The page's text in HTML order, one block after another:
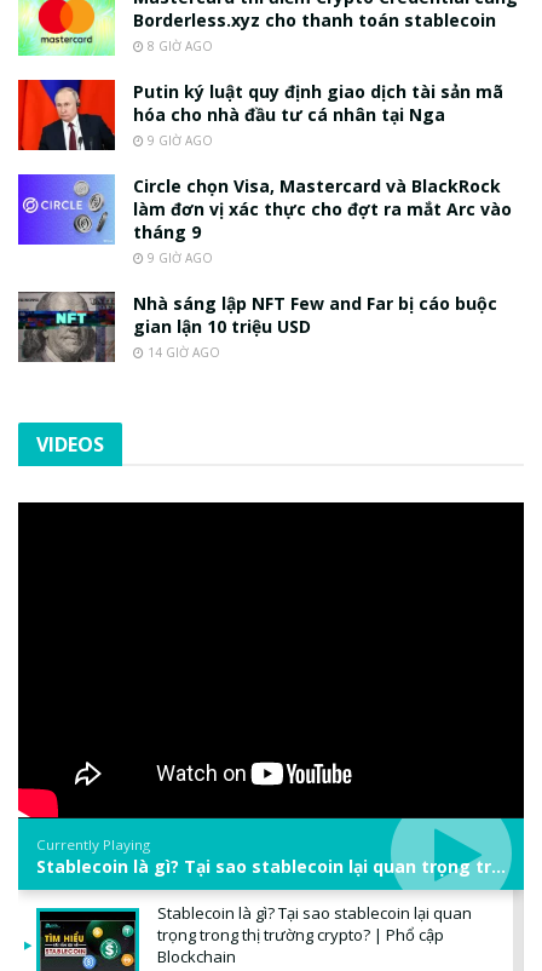
Borderless.xyz cho thanh toán stablecoin
8 GIỜ AGO
Putin ký luật quy định giao dịch tài sản mã
hóa cho nhà đầu tư cá nhân tại Nga
9 GIỜ AGO
Circle chọn Visa, Mastercard và BlackRock
làm đơn vị xác thực cho đợt ra mắt Arc vào
tháng 9
9 GIỜ AGO
Nhà sáng lập NFT Few and Far bị cáo buộc
gian lận 10 triệu USD
14 GIỜ AGO
VIDEOS
Currently Playing
Stablecoin là gì? Tại sao stablecoin lại quan trọng trong thị trường crypto? | Phổ cập Blockchain
Stablecoin là gì? Tại sao stablecoin lại quan
trọng trong thị trường crypto? | Phổ cập
Blockchain